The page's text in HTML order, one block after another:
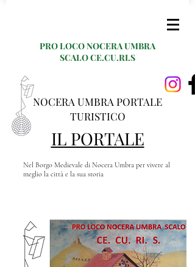
PRO LOCO NOCERA UMBRA
SCALO CE.CU.RI.S
NOCERA UMBRA PORTALE
TURISTICO
IL PORTALE
Nel Borgo Medievale di Nocera Umbra per vivere al
meglio la città e la sua storia